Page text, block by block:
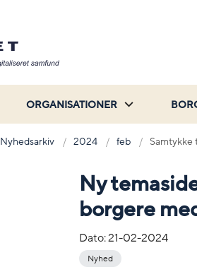
ORGANISATIONER
Nyhedsarkiv 2024 feb Samtykke
Ny
borgere
Dato:21-02-2024
Nyhed